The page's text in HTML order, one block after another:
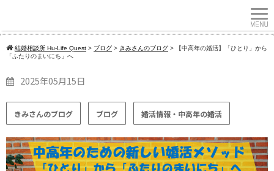
結婚相談所 Hu-Life Quest > ブログ > きみさんのブログ >
【中高年の婚活】「ひとり」から
「ふたりのまいにち」へ
2025年05月15日
きみさんのブログ ブログ 婚活情報・中高年の婚活